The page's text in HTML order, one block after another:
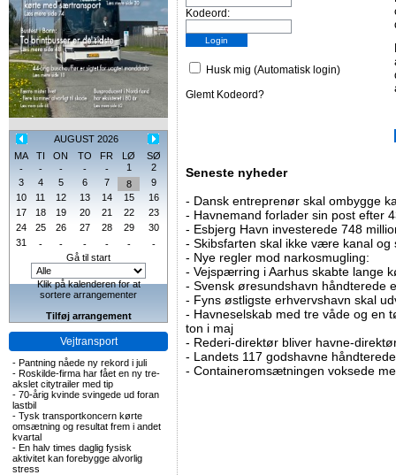
AUGUST 2026
MA
TI ON TO FR LØ
SØ
-
- - - - 1
2
3
4 5 6 7 8
9
10
11 12 13 14 15
16
17
18 19 20 21 22
23
24
25 26 27 28 29
30
31
- - - - -
-
Gå til start
Klik på kalenderen for at
sortere arrangementer
Tilføj arrangement
Vejtransport
- Pantning nåede ny rekord i juli
- Roskilde-firma har fået en ny tre-
akslet citytrailer med tip
- 70-årig kvinde svingede ud foran
lastbil
- Tysk transportkoncern kørte
omsætning og resultat frem i andet
kvartal
- En halv times daglig fysisk
aktivitet kan forebygge alvorlig
stress
Kodeord:
Husk mig (Automatisk login)
Glemt Kodeord?
Seneste nyheder
- Dansk entreprenør skal ombygge
- Havnemand forlader sin post efter
- Esbjerg Havn investerede 748
- Skibsfarten skal ikke være kanal og
- Nye regler mod narkosmugling:
- Vejspærring i Aarhus skabte lange
- Svensk øresundshavn håndterede
- Fyns østligste erhvervshavn skal
- Havneselskab med tre våde og en
ton i maj
- Rederi-direktør bliver havne-
- Landets 117 godshavne
- Containeromsætningen voksede